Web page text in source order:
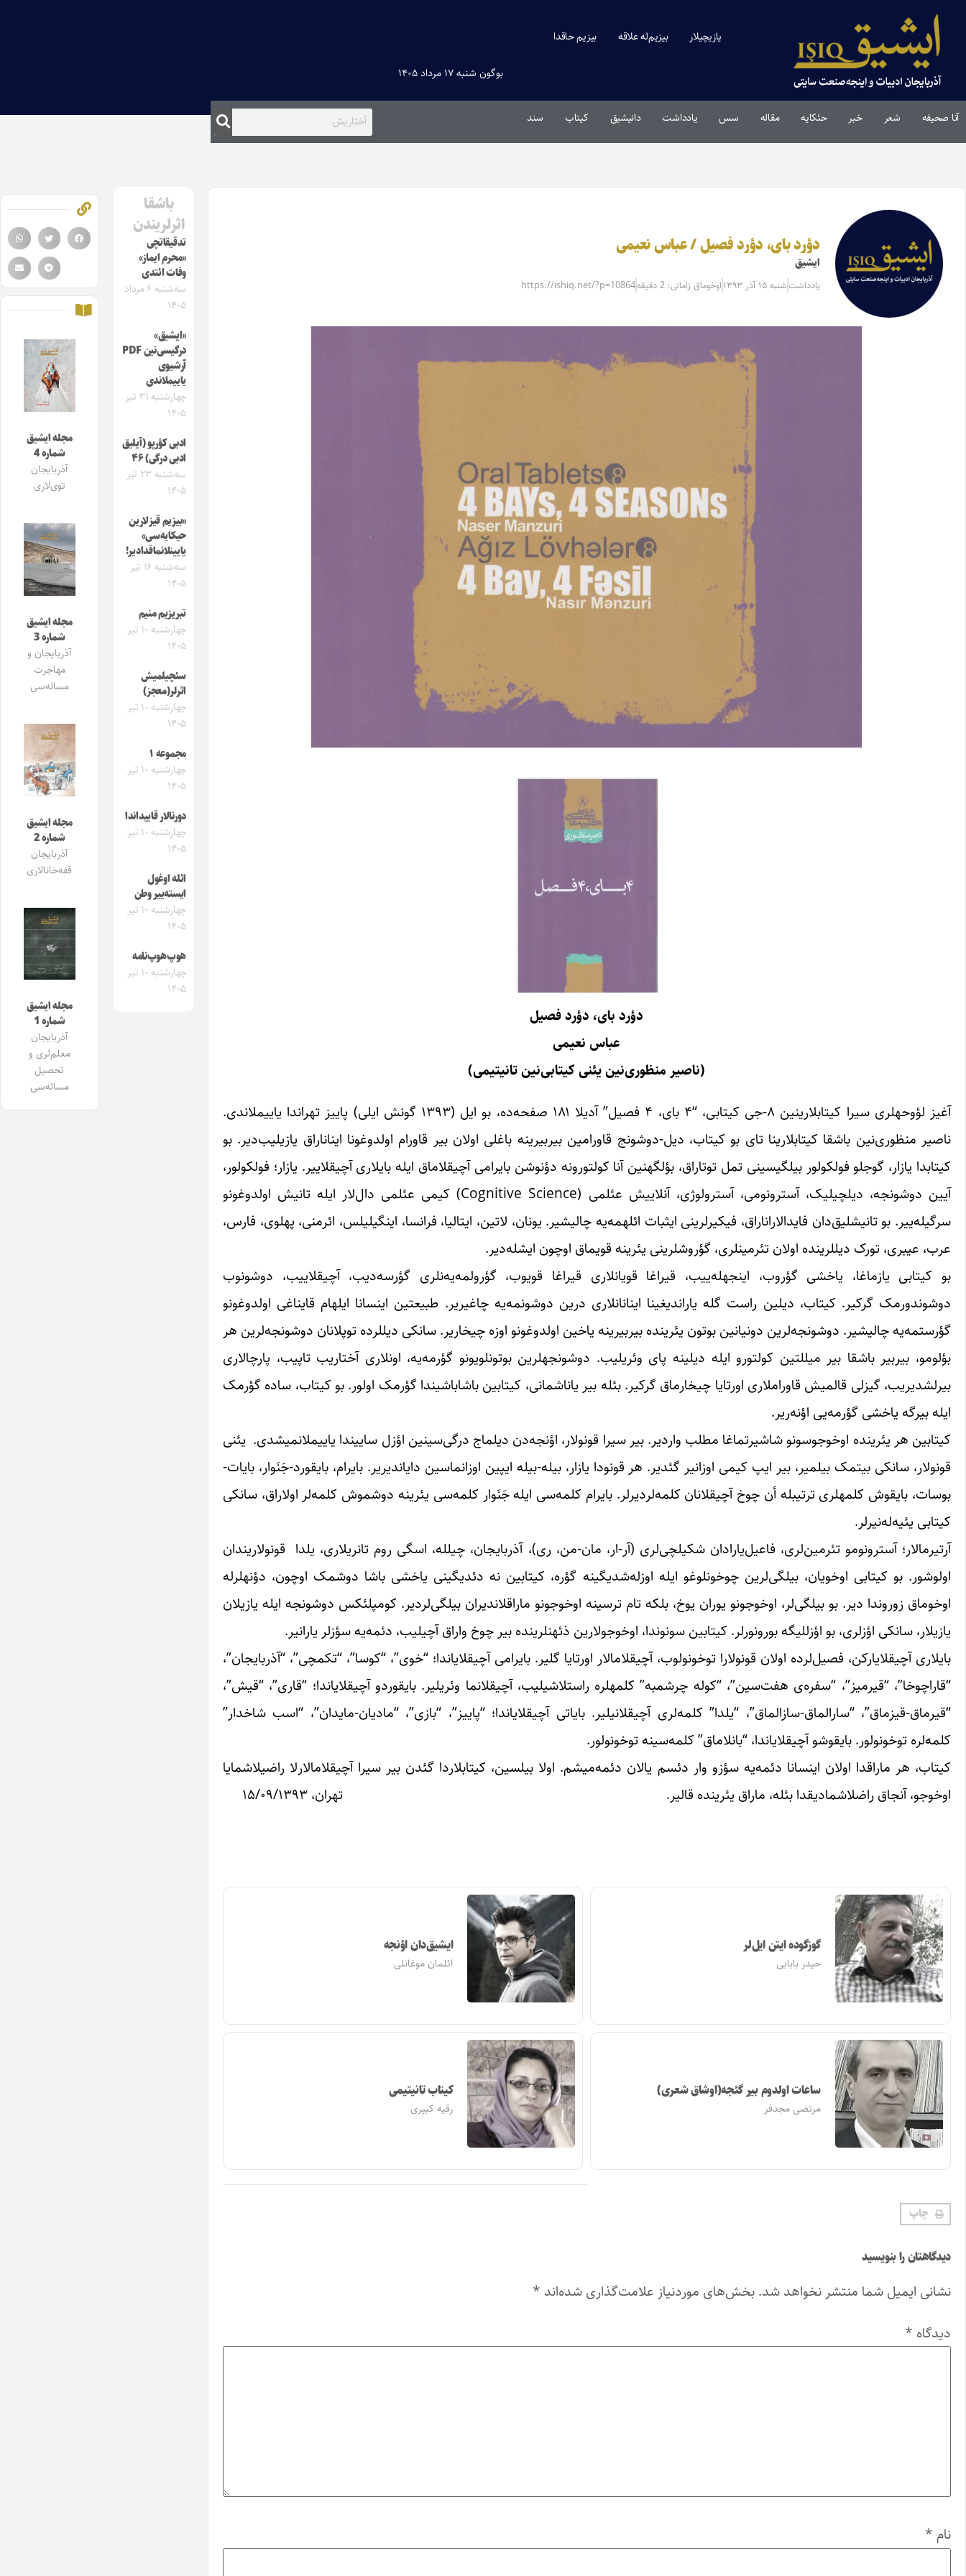
یازیچیلار بیزیم‌له علاقه بیزیم حاقدا
بوگون شنبه ۱۷ مرداد ۱۴۰۵
آنا صحیفه شعر خبر حئکایه مقاله‌ سس یادداشت دانیشیق کیتاب سند
دؤرد بای، دؤرد فصیل / عباس نعیمی
ایشیق
یادداشتشنبه ۱۵ آذر ۱۳۹۳ اوخوماق زامانی: 2 دقیقه https://ishiq.net/?p=10864
دؤرد بای، دؤرد فصیل
عباس نعیمی
(ناصیر منظوری‌نین یئنی کیتابی‌نین تانیتیمی)
آغیز لؤوحه‎لری سیرا کیتابلارینین ۸-جی کیتابی، “۴ بای، ۴ فصیل” آدیلا ۱۸۱ صفحه‌ده، بو ایل (۱۳۹۳ گونش ایلی) پاییز تهراندا یاییملاندی.
ناصیر منظوری‌نین باشقا کیتابلارینا تای بو کیتاب، دیل-دوشونج قاورامین بیربیرینه باغلی اولان بیر قاورام اولدوغونا ایناناراق یازیلیب‌دیر. بو
کیتابدا یازار، گوجلو فولکولور بیلگیسینی تمل توتاراق، بؤلگه‎نین آنا کولتورونه دؤنوشن بایرامی آچیقلاماق ایله بایلاری آچیقلاییر. یازار؛ فولکولور،
آیین دوشونجه، دیلچی‎لیک، آسترونومی، آسترولوژی، آنلاییش عئلمی (Cognitive Science) کیمی عئلمی دال‌لار ایله تانیش اولدوغونو
سرگی‎له‌ییر. بو تانیشلیق‌دان فایدالاراناراق، فیکیرلرینی ایثبات ائله‎مه‌یه چالیشیر. یونان، لاتین، ایتالیا، فرانسا، اینگیلیلس، ائرمنی، پهلوی، فارس،
عرب، عیبری، تورک دیل‎لرینده اولان تئرمین‎لری، گؤروشلرینی یئرینه قویماق اوچون ایشله‌دیر.
بو کیتابی یازماغا، یاخشی گؤروب، اینجه‎له‌ییب، قیراغا قویانلاری قیراغا قویوب، گؤرولمه‌یه‌نلری گؤرسه‌دیب، آچیقلاییب، دوشونوب
دوشوندورمک گرکیر. کیتاب، دیلین راست گله یاراندیغینا اینانانلاری درین دوشونمه‌یه چاغیریر. طبیعتین اینسانا ایلهام قایناغی اولدوغونو
گؤرستمه‌یه چالیشیر. دوشونجه‌لرین دونیانین بوتون یئرینده بیربیرینه یاخین اولدوغونو اوزه چیخاریر. سانکی دیل‎لرده توپلانان دوشونجه‌لرین هر
بؤلومو، بیربیر باشقا بیر میللتین کولتورو ایله دیلینه پای وئریلیب. دوشونجه‎لرین بوتونلویونو گؤرمه‌یه، اونلاری آختاریب تاپیب، پارچالاری
بیرلشدیریب، گیزلی قالمیش قاوراملاری اورتایا چیخارماق گرکیر. بئله بیر یاناشمانی، کیتابین باشاباشیندا گؤرمک اولور. بو کیتاب، ساده گؤرمک
ایله بیرگه یاخشی گؤرمه‌یی اؤنه‌ریر.
کیتابین هر یئرینده اوخوجوسونو شاشیرتماغا مطلب واردیر. بیر سیرا قونولار، اؤنجه‌دن دیلماج درگی‌سینین اؤزل ساییندا یاییملانمیشدی. یئنی
قونولار، سانکی بیتمک بیلمیر، بیر ایپ کیمی اوزانیر گئدیر. هر قونودا یازار، بیله-بیله ایپین اوزانماسین دایاندیریر. بایرام، بایقورد-جَنَوار، بایات-
بوسات، بایقوش کلمه‎لری ترتیب‎له أن چوخ آچیقلانان کلمه‌لردیرلر. بایرام کلمه‌سی ایله جَنَوار کلمه‌سی یئرینه دوشموش کلمه‌لر اولاراق، سانکی
کیتابی یئیه‌له‌نیرلر.
آرتیرمالار؛ آسترونومو تئرمین‌لری، فاعیل‌یارادان شکیلچی‌لری (آر-ار، مان-من، ری)، آذربایجان، چیلله، اسگی روم تانریلاری، یلدا قونولاریندان
اولوشور. بو کیتابی اوخویان، بیلگی‌لرین چوخونلوغو ایله اوزله‌شدیگینه گؤره، کیتابین نه دئدیگینی یاخشی باشا دوشمک اوچون، دؤنه‎لرله
اوخوماق زوروندا دیر. بو بیلگی‌لر، اوخوجونو یوران یوخ، بلکه تام ترسینه اوخوجونو ماراقلاندیران بیلگی‌لردیر. کومپلئکس دوشونجه ایله یازیلان
یازیلار، سانکی اؤزلری، بو اؤزللیگه بورونورلر. کیتابین سونوندا، اوخوجولارین ذئهنلرینده بیر چوخ واراق آچیلیب، دئمه‌یه سؤزلر یارانیر.
بایلاری آچیقلایارکن، فصیل‌لرده اولان قونولارا توخونولوب، آچیقلامالار اورتایا گلیر. بایرامی آچیقلایاندا؛ “خوی”، “کوسا”، “تکمچی”، “آذربایجان”،
“قاراچوخا”، “قیرمیز”، “سفره‌ی هفت‌سین”، “کوله چرشمبه” کلمه‎لره راستلاشیلیب، آچیقلانما وئریلیر. بایقوردو آچیقلایاندا؛ “قاری”، “قیش”،
“قیرماق-قیزماق”، “سارالماق-سازالماق”، “یلدا” کلمه‌لری آچیقلانیلیر. بایاتی آچیقلایاندا؛ “پاییز”، “بازی”، “مادیان-مایدان”، “اسب شاخدار”
کلمه‌لره توخونولور. بایقوشو آچیقلایاندا، “بانلاماق” کلمه‌سینه توخونولور.
کیتاب، هر ماراقدا اولان اینسانا دئمه‌یه سؤزو وار دئسم یالان دئمه‌میشم. اولا بیلسین، کیتابلاردا گئدن بیر سیرا آچیقلامالارلا راضیلاشمایا
اوخوجو، آنجاق راضلاشمادیقدا بئله، ماراق یئرینده قالیر. تهران، ۱۵/۰۹/۱۳۹۳
گوزگوده ایتن ایل‌لر
حیدر بابایی
ایشیق‌دان اؤنجه
ائلمان موغانلی
ساعات اولدوم بیر گئجه(اوشاق شعری)
مرتضی مجدفر
کیتاب تانیتیمی
رقیه کبیری
چاپ
دیدگاهتان را بنویسید
نشانی ایمیل شما منتشر نخواهد شد. بخش‌های موردنیاز علامت‌گذاری شده‌اند *
دیدگاه *
نام *
باشقا
اثرلریندن
تدقیقاتچی
«محرم ایماز»
وفات ائتدی
سه‌شنبه ۶ مرداد
۱۴۰۵
«ایشیق»
درگیسی‌نین PDF
آرشیوی
یاییملاندی
چهارشنبه ۳۱ تیر
۱۴۰۵
ادبی کؤرپو (آیلیق
ادبی درگی) ۴۶
سه‌شنبه ۲۳ تیر
۱۴۰۵
«بیزیم قیزلارین
حیکایه‌سی»
یایینلانماقدادیر!
سه‌شنبه ۱۶ تیر
۱۴۰۵
تبریزیم منیم
چهارشنبه ۱۰ تیر
۱۴۰۵
سئچیلمیش
اثرلر(معجز)
چهارشنبه ۱۰ تیر
۱۴۰۵
مجموعه ۱
چهارشنبه ۱۰ تیر
۱۴۰۵
دورنالار قاییداندا
چهارشنبه ۱۰ تیر
۱۴۰۵
ائله اوغول
ایسته‌ییر وطن
چهارشنبه ۱۰ تیر
۱۴۰۵
هوپ‌هوپ‌نامه
چهارشنبه ۱۰ تیر
۱۴۰۵
مجله ایشیق
شماره 4
آذربایجان
توی‌لاری
مجله ایشیق
شماره 3
آذربایجان و
مهاجرت
مساله‌سی
مجله ایشیق
شماره 2
آذربایجان
قفه‌خانالاری
مجله ایشیق
شماره 1
آذربایجان
معلم‌لری و
تحصیل
مساله‌سی